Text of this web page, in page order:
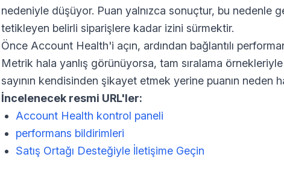
nedeniyle düşüyor. Puan yalnızca sonuçtur, bu nedenle
tetikleyen belirli siparişlere kadar izini sürmektir.
Önce Account Health'i açın, ardından bağlantılı
Metrik hala yanlış görünüyorsa, tam sıralama
sayının kendisinden şikayet etmek yerine puanın neden
İncelenecek resmi URL'ler:
Account Health kontrol paneli
performans bildirimleri
Satış Ortağı Desteğiyle İletişime Geçin